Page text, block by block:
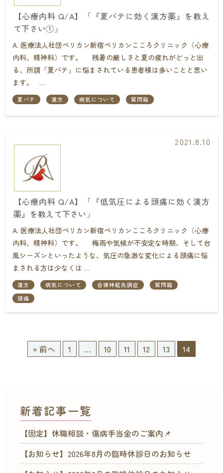
【心療内科 Q/A】「『夏バテに効く漢方薬』を教え
て下さい①」
A. 医療法人社団ペリカン新宿ペリカンこころクリニック（心療
内科、精神科）です。 残暑の厳しさと夏の疲れがどっと出
る、所謂「夏バテ」に悩まされている患者様は多いことと思い
ます。 …
夏バテ 漢方 病気について 質問箱
2021.8.10
【心療内科 Q/A】「『低気圧による頭痛に効く漢方
薬』を教えて下さい」
A. 医療法人社団ペリカン新宿ペリカンこころクリニック（心療
内科、精神科）です。 梅雨や気候が不安定な時期、そして台
風シーズンといったような、気圧の急激な変化による頭痛に悩
まされる方は少なくは …
漢方 病気について 自律神経失調症
質問箱
頭痛
« 前へ 1 … 10 11 12 13 14
新着記事一覧
【固定】休職相談・傷病手当金のご案内📌
【お知らせ】2026年8月の臨時休診日のお知らせ